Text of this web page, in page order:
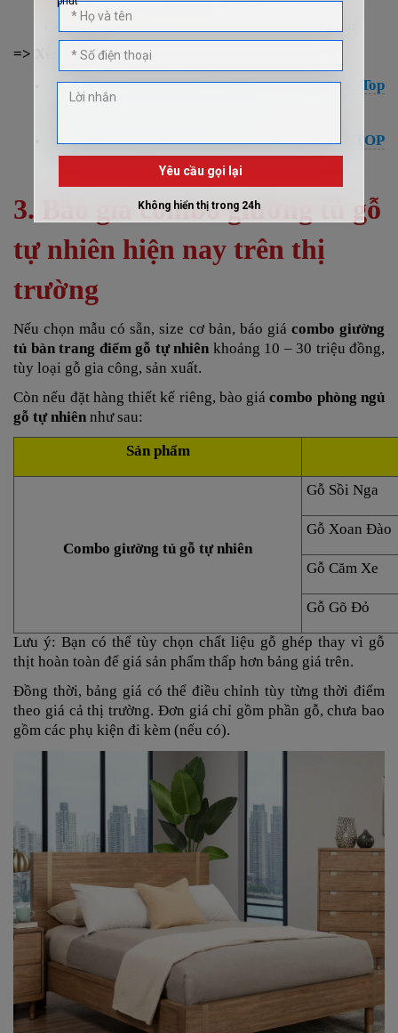
Chất liệu gỗ cao cấp cho combo phòng ngủ cổ điển
=> Xem thêm:
10+ Combo Decor Phòng Ngủ Dẫn Đầu Top
Vì Sao Nên Chọn Combo Phòng Ngủ Gỗ Sồi? TOP
Ưu Điểm, Mẫu Đẹp Nhất
3. Báo giá combo giường tủ gỗ
tự nhiên hiện nay trên thị
trường
Nếu chọn mẫu có sẵn, size cơ bản, báo giá combo giường
tủ bàn trang điểm gỗ tự nhiên khoảng 10 – 30 triệu đồng,
tùy loại gỗ gia công, sản xuất.
Còn nếu đặt hàng thiết kế riêng, bào giácombo phòng ngủ
gỗ tự nhiên như sau:
Sản phẩm
Combo giường tủ gỗ tự nhiên
Gỗ Sồi Nga
Gỗ Xoan Đào
Gỗ Căm Xe
Gỗ Gõ Đỏ
Lưu ý: Bạn có thể tùy chọn chất liệu gỗ ghép thay vì gỗ
thịt hoàn toàn để giá sản phẩm thấp hơn bảng giá trên.
Đồng thời, bảng giá có thể điều chỉnh tùy từng thời điểm
theo giá cả thị trường. Đơn giá chỉ gồm phần gỗ, chưa bao
gồm các phụ kiện đi kèm (nếu có).